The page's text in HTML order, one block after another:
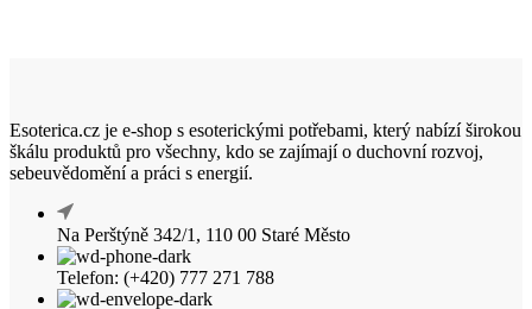
Esoterica.cz je e-shop s esoterickými potřebami, který nabízí širokou
škálu produktů pro všechny, kdo se zajímají o duchovní rozvoj,
sebeuvědomění a práci s energií.
Na Perštýně 342/1, 110 00 Staré Město
Telefon: (+420) 777 271 788